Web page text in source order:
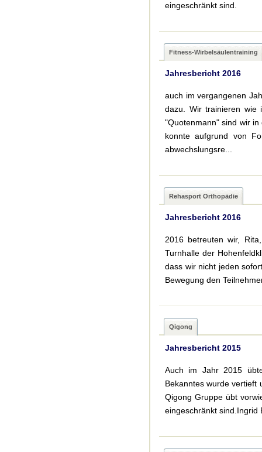
eingeschränkt sind.
Fitness-Wirbelsäulentraining
Jahresbericht 2016
auch im vergangenen
dazu. Wir trainieren wie
"Quotenmann" sind wir
konnte aufgrund von
abwechslungsre...
Rehasport Orthopädie
Jahresbericht 2016
2016 betreuten wir,
Turnhalle der
dass wir nicht jeden
Bewegung den
Qigong
Jahresbericht 2015
Auch im Jahr 2015
Bekanntes wurde vertieft
Qigong Gruppe übt
eingeschränkt sind.Ingrid